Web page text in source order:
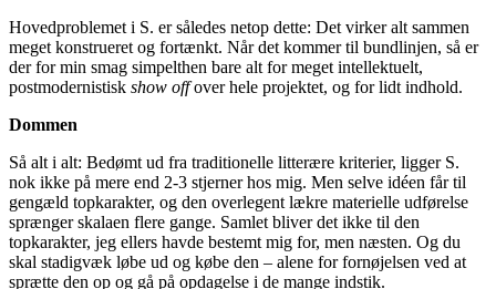
Hovedproblemet i S. er således netop dette: Det virker alt sammen
meget konstrueret og fortænkt. Når det kommer til bundlinjen, så er
der for min smag simpelthen bare alt for meget intellektuelt,
postmodernistisk show offover hele projektet, og for lidt indhold.
Dommen
Så alt i alt: Bedømt ud fra traditionelle litterære kriterier, ligger S.
nok ikke på mere end 2-3 stjerner hos mig. Men selve idéen får til
gengæld topkarakter, og den overlegent lækre materielle udførelse
sprænger skalaen flere gange. Samlet bliver det ikke til den
topkarakter, jeg ellers havde bestemt mig for, men næsten. Og du
skal stadigvæk løbe ud og købe den – alene for fornøjelsen ved at
sprætte den op og gå på opdagelse i de mange indstik.